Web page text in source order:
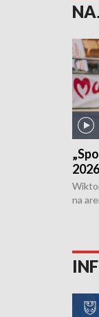
2026
na